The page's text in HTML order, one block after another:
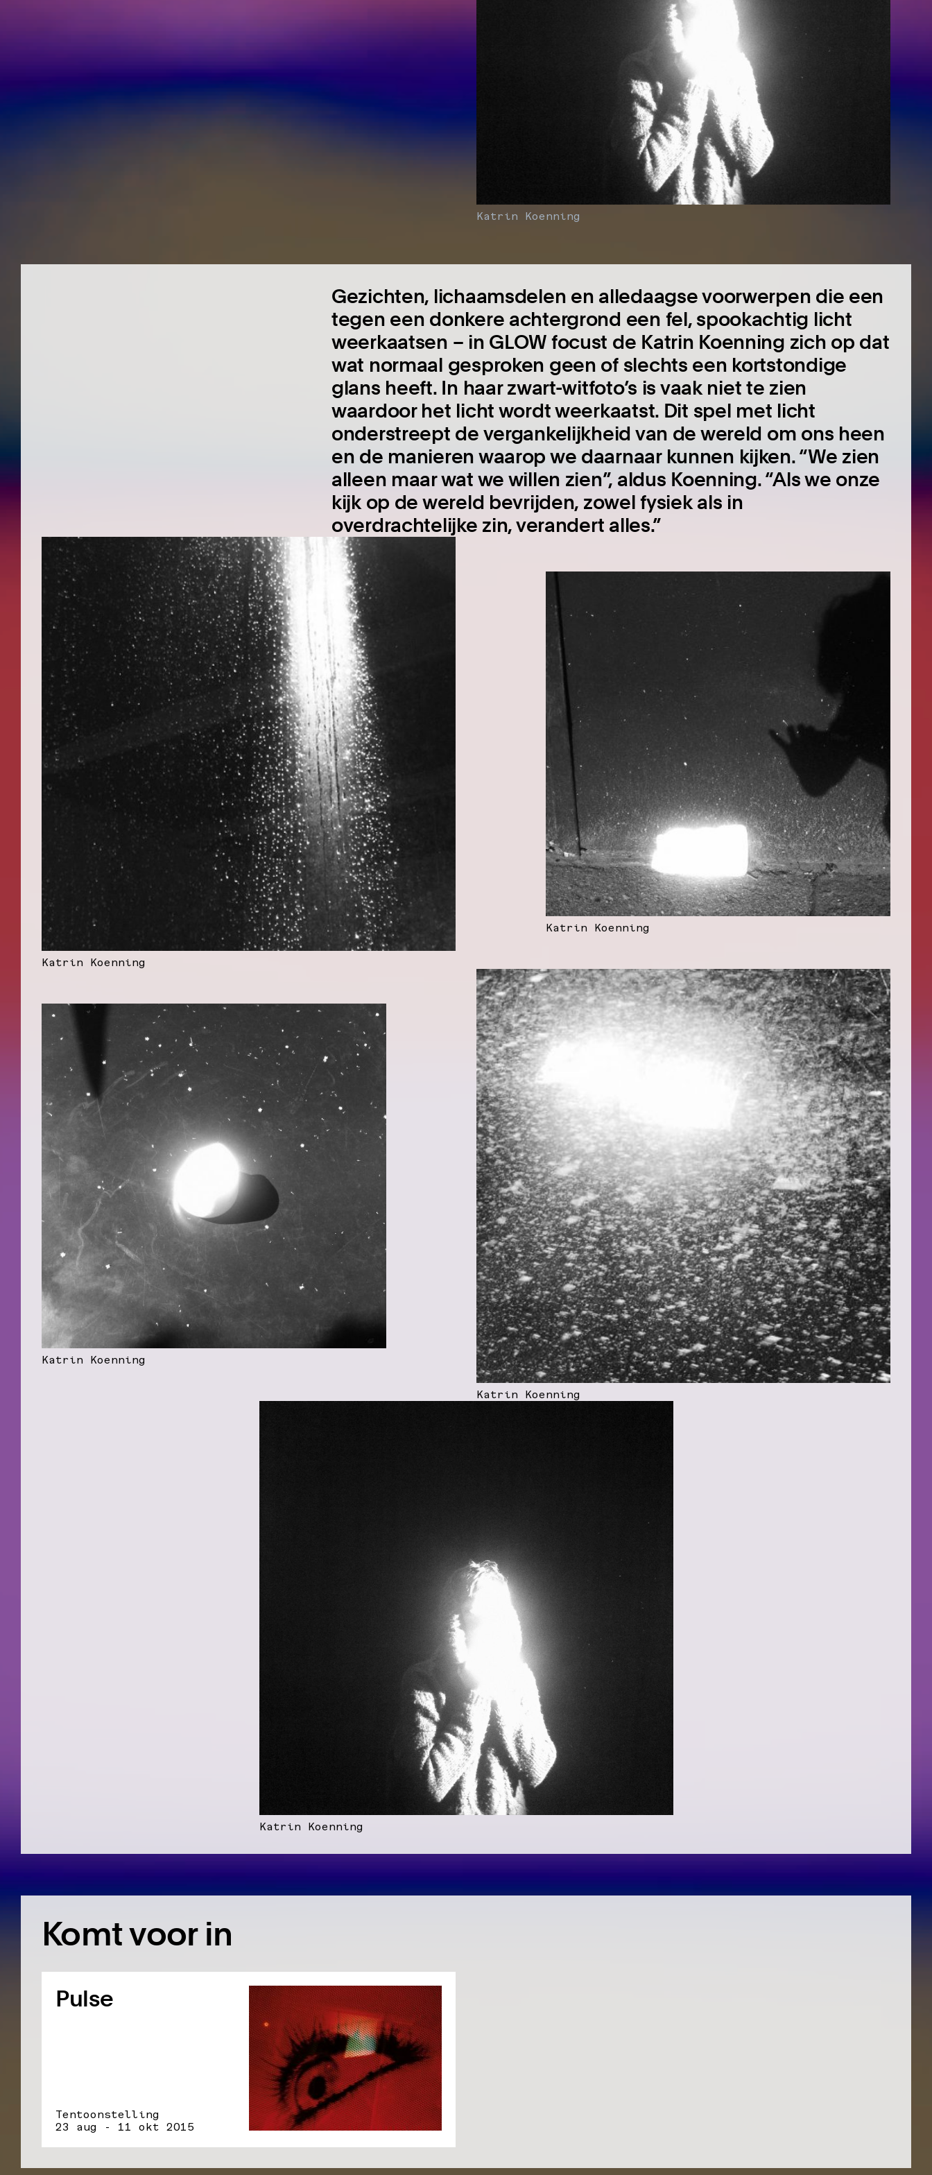
Katrin Koenning
Gezichten, lichaamsdelen en alledaagse voorwerpen die een
tegen een donkere achtergrond een fel, spookachtig licht
weerkaatsen – in GLOW focust de Katrin Koenning zich op dat
wat normaal gesproken geen of slechts een kortstondige
glans heeft. In haar zwart-witfoto’s is vaak niet te zien
waardoor het licht wordt weerkaatst. Dit spel met licht
onderstreept de vergankelijkheid van de wereld om ons heen
en de manieren waarop we daarnaar kunnen kijken. “We zien
alleen maar wat we willen zien”, aldus Koenning. “Als we onze
kijk op de wereld bevrijden, zowel fysiek als in
overdrachtelijke zin, verandert alles.”
Katrin Koenning
Katrin Koenning
Katrin Koenning
Katrin Koenning
Katrin Koenning
Komt voor in
Pulse
Tentoonstelling
23 aug - 11 okt 2015